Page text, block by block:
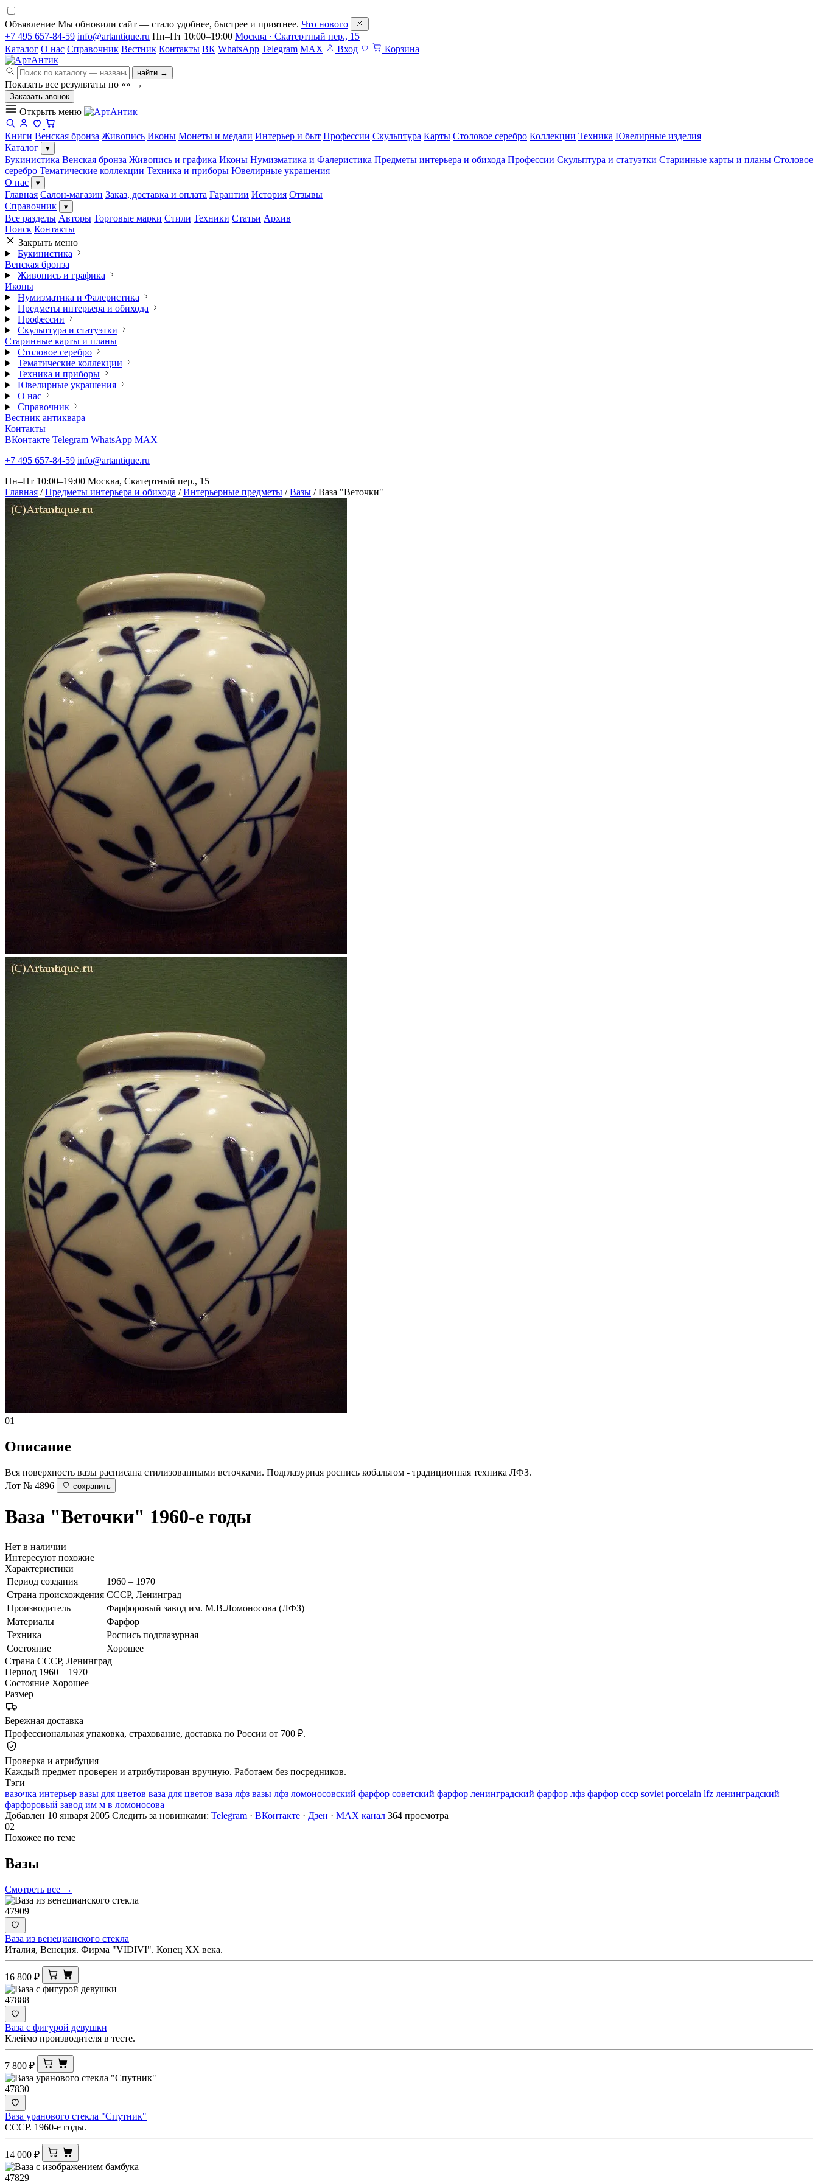
Объявление Мы обновили сайт — стало удобнее, быстрее и приятнее. Что нового
+7 495 657-84-59 info@artantique.ru Пн–Пт 10:00–19:00 Москва · Скатертный пер., 15
Каталог О нас Справочник Вестник Контакты ВК WhatsApp Telegram MAX Вход Корзина
найти →
Показать все результаты по «» →
Заказать звонок
Открыть меню
Книги Венская бронза Живопись Иконы Монеты и медали Интерьер и быт Профессии Скульптура Карты Столовое серебро Коллекции Техника Ювелирные изделия
Каталог
▾
Букинистика Венская бронза Живопись и графика Иконы Нумизматика и Фалеристика Предметы интерьера и обихода Профессии Скульптура и статуэтки Старинные карты и планы Столовое
серебро Тематические коллекции Техника и приборы Ювелирные украшения
О нас
▾
Главная Салон-магазин Заказ, доставка и оплата Гарантии История Отзывы
Справочник
▾
Все разделы Авторы Торговые марки Стили Техники Статьи Архив
Поиск Контакты
Закрыть меню
Букинистика
Венская бронза
Живопись и графика
Иконы
Нумизматика и Фалеристика
Предметы интерьера и обихода
Профессии
Скульптура и статуэтки
Старинные карты и планы
Столовое серебро
Тематические коллекции
Техника и приборы
Ювелирные украшения
О нас
Справочник
Вестник антиквара
Контакты
ВКонтакте Telegram WhatsApp MAX
+7 495 657-84-59 info@artantique.ru
Пн–Пт 10:00–19:00 Москва, Скатертный пер., 15
Главная / Предметы интерьера и обихода / Интерьерные предметы / Вазы / Ваза "Веточки"
01
Описание
Вся поверхность вазы расписана стилизованными веточками. Подглазурная роспись кобальтом - традиционная техника ЛФЗ.
Лот № 4896
сохранить
Ваза "Веточки" 1960-е годы
Нет в наличии
Интересуют похожие
Характеристики
Период создания
1960 – 1970
Страна происхождения СССР, Ленинград
Производитель
Фарфоровый завод им. М.В.Ломоносова (ЛФЗ)
Материалы
Фарфор
Техника
Роспись подглазурная
Состояние
Хорошее
Страна СССР, Ленинград
Период 1960 – 1970
Состояние Хорошее
Размер —
Бережная доставка
Профессиональная упаковка, страхование, доставка по России от 700 ₽.
Проверка и атрибуция
Каждый предмет проверен и атрибутирован вручную. Работаем без посредников.
Тэги
вазочка интерьер вазы для цветов ваза для цветов ваза лфз вазы лфз ломоносовский фарфор советский фарфор ленинградский фарфор лфз фарфор ссср soviet porcelain lfz ленинградский
фарфоровый завод им м в ломоносова
Добавлен 10 января 2005 Следить за новинками: Telegram · ВКонтакте · Дзен · MAX канал 364 просмотра
02
Похожее по теме
Вазы
Смотреть все →
47909
Ваза из венецианского стекла
Италия, Венеция. Фирма "VIDIVI". Конец ХХ века.
16 800 ₽
47888
Ваза с фигурой девушки
Клеймо производителя в тесте.
7 800 ₽
47830
Ваза уранового стекла "Спутник"
СССР. 1960-е годы.
14 000 ₽
47829